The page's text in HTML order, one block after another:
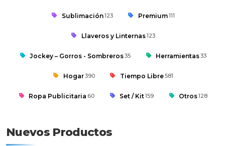
Sublimación123 Premium111
Llaveros y Linternas123
Jockey – Gorros - Sombreros35 Herramientas33
Hogar390 Tiempo Libre581
Ropa Publicitaria 60 Set / Kit159 Otros128
Nuevos Productos